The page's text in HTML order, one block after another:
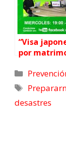
“Visa
por
explica el
especialista
temas
desastres